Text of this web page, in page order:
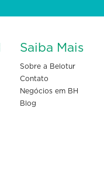
Saiba Mais
Sobre a Belotur
Contato
Negócios em BH
Blog